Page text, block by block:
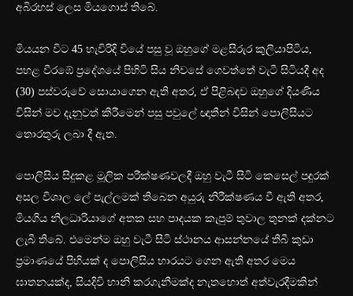
අබිරහස් ලෙස මියගොස් තිබේ.
මියයන විට 45 හැවිරිදි වියේ පසු වූ ඔහුගේ මළසිරුර කුලියාපිටිය,
පහළ වීරඹේ ප්‍රදේශයේ පිහිටි සිය නිවසේ ගෙවත්තේ වැටී සිටියදී අද
(30) පස්වරුවේ සොයාගෙන ඇති අතර, ඒ පිළිබඳව ඔහුගේ දියණිය
විසින් මව දැනුවත් කිරීමෙන් පසු පවුලේ ඥාතීන් විසින් පොලිසියට
තොරතුරු ලබා දී ඇත.
පොලිසිය සිදුකළ මූලික පරීක්ෂණවලදී ඔහු වැටී සිටි කෙසෙල් පඳුරක්
අසල විශාල ලේ පැල්ලමක් තිබෙන අයුරු නිරීක්ෂණය වී ඇති අතර,
මියගිය නිලධාරියාගේ අතක සහ පාදයක කැපුම් තුවාල තුනක් දක්නට
ලැබී තිබේ. එමෙන්ම ඔහු වැටී සිටි ස්ථානය ආසන්නයේ තිබී කුඩා
ප්‍රමාණයේ පිහියක් ද පොලිසිය භාරයට ගෙන ඇති අතර මෙය
ඝාතනයක්ද, සියදිවි හානි කරගැනීමක්ද නැතහොත් අත්වැරදීමකින්